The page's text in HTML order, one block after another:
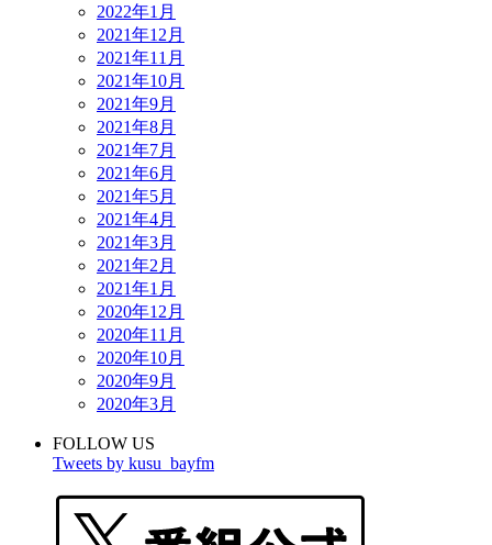
2022年1月
2021年12月
2021年11月
2021年10月
2021年9月
2021年8月
2021年7月
2021年6月
2021年5月
2021年4月
2021年3月
2021年2月
2021年1月
2020年12月
2020年11月
2020年10月
2020年9月
2020年3月
FOLLOW US
Tweets by kusu_bayfm